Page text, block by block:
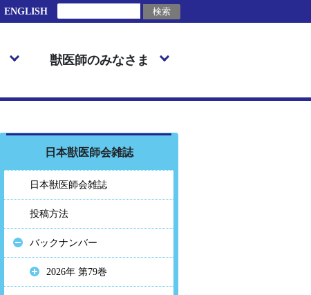
ENGLISH
獣医師のみなさま
日本獣医師会雑誌
日本獣医師会雑誌
投稿方法
バックナンバー
2026年 第79巻